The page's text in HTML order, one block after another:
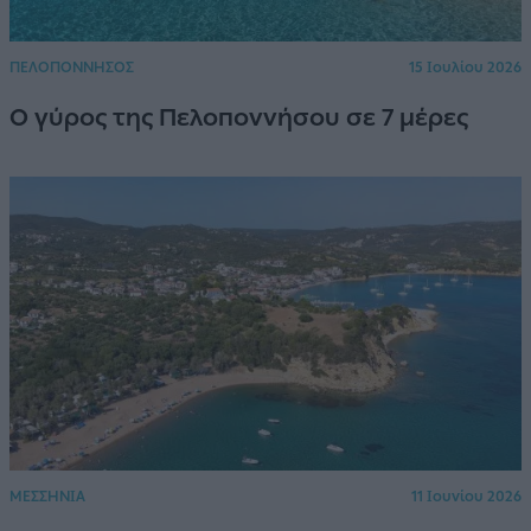
ΠΕΛΟΠΟΝΝΗΣΟΣ 15 Ιουλίου 2026
Ο γύρος της Πελοποννήσου σε 7 μέρες
ΜΕΣΣΗΝΙΑ 11 Ιουνίου 2026